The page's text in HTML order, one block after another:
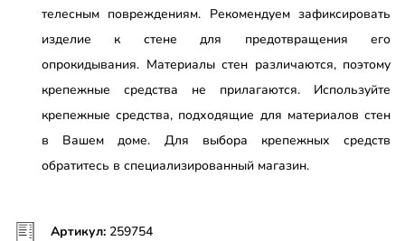
телесным повреждениям. Рекомендуем зафиксировать
изделие к стене для предотвращения его
опрокидывания. Материалы стен различаются, поэтому
крепежные средства не прилагаются. Используйте
крепежные средства, подходящие для материалов стен
в Вашем доме. Для выбора крепежных средств
обратитесь в специализированный магазин.
Артикул: 259754